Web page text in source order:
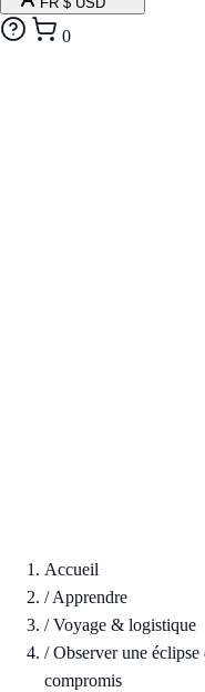
0
Accueil
/Apprendre
/Voyage & logistique
/Observer une
compromis